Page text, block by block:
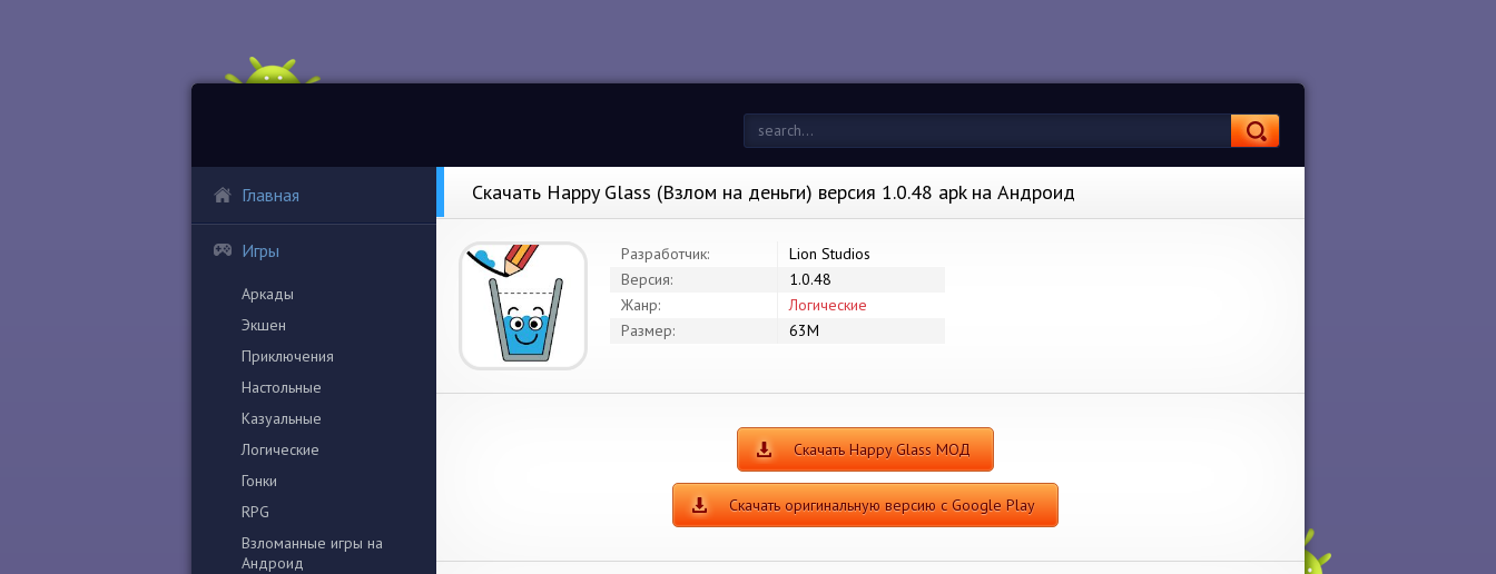
Главная
Игры
Аркады
Экшен
Приключения
Настольные
Казуальные
Логические
Гонки
RPG
Взломанные игры на
Андроид
Скачать Happy Glass (Взлом на деньги) версия 1.0.48 apk на Андроид
Разработчик:
Lion Studios
Версия:
1.0.48
Жанр:
Логические
Размер:
63M
Скачать Happy Glass МОД
Скачать оригинальную версию с Google Play